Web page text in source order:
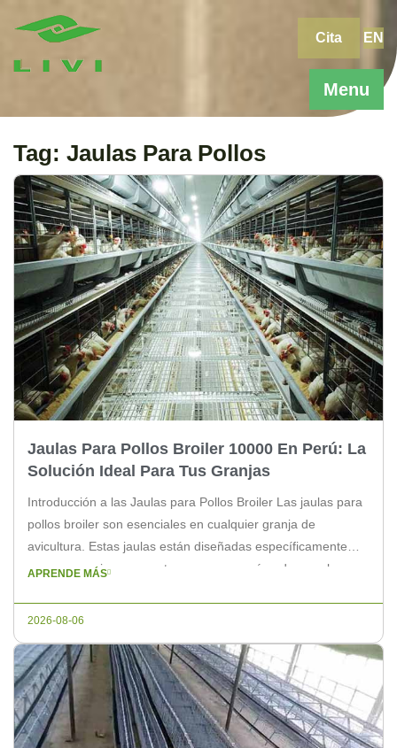
Menu
Cita EN
Tag: Jaulas Para Pollos
Jaulas Para Pollos Broiler 10000 En Perú: La
Solución Ideal Para Tus Granjas
Introducción a las Jaulas para Pollos Broiler Las jaulas para
pollos broiler son esenciales en cualquier granja de
avicultura. Estas jaulas están diseñadas específicamente
para proporcionar un entorno seguro y cómodo para los
eficiente. En Perú, donde la industria avícola está en
APRENDE MÁS
2026-08-06